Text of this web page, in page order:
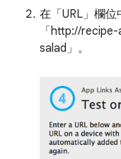
在「URL」 欄位
「http://
salad」 。